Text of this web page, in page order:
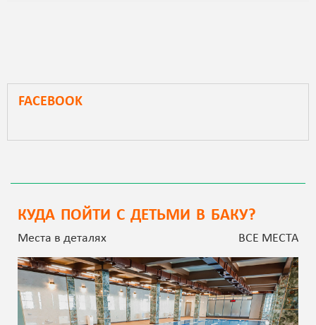
FACEBOOK
КУДА ПОЙТИ С ДЕТЬМИ В БАКУ?
Места в деталях ВСЕ МЕСТА